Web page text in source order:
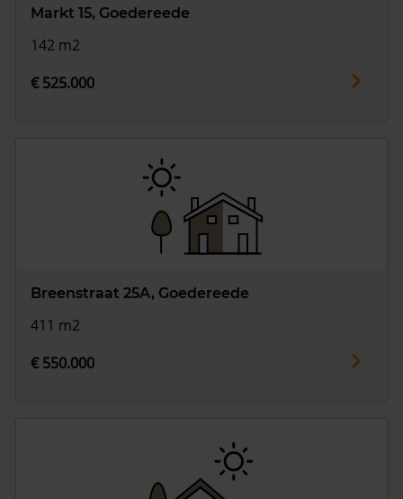
Markt 15, Goedereede
142 m2
€ 525.000
Breenstraat 25A, Goedereede
411 m2
€ 550.000